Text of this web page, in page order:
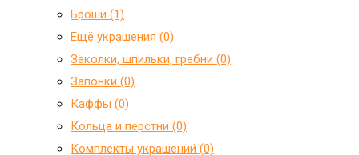
Броши (1)
Ещё украшения (0)
Заколки, шпильки, гребни (0)
Запонки (0)
Каффы (0)
Кольца и перстни (0)
Комплекты украшений (0)